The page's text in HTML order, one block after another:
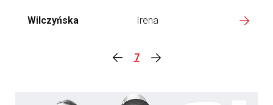
Wilczyńska Irena
7